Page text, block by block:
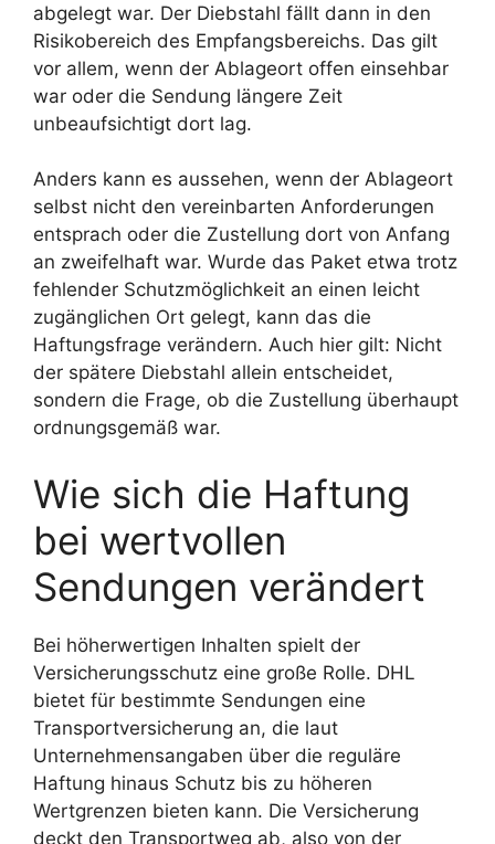
abgelegt war. Der Diebstahl fällt dann in den
Risikobereich des Empfangsbereichs. Das gilt
vor allem, wenn der Ablageort offen einsehbar
war oder die Sendung längere Zeit
unbeaufsichtigt dort lag.
Anders kann es aussehen, wenn der Ablageort
selbst nicht den vereinbarten Anforderungen
entsprach oder die Zustellung dort von Anfang
an zweifelhaft war. Wurde das Paket etwa trotz
fehlender Schutzmöglichkeit an einen leicht
zugänglichen Ort gelegt, kann das die
Haftungsfrage verändern. Auch hier gilt: Nicht
der spätere Diebstahl allein entscheidet,
sondern die Frage, ob die Zustellung überhaupt
ordnungsgemäß war.
Wie sich die Haftung
bei wertvollen
Sendungen verändert
Bei höherwertigen Inhalten spielt der
Versicherungsschutz eine große Rolle. DHL
bietet für bestimmte Sendungen eine
Transportversicherung an, die laut
Unternehmensangaben über die reguläre
Haftung hinaus Schutz bis zu höheren
Wertgrenzen bieten kann. Die Versicherung
deckt den Transportweg ab, also von der